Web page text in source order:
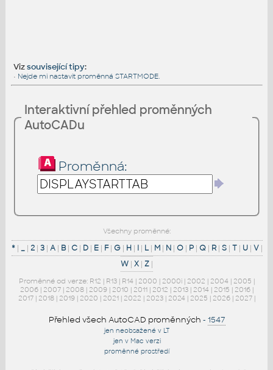
Vizsouvisející tipy:
• Nejde mi nastavit proměnná STARTMODE.
Interaktivní přehled proměnných
AutoCADu
Proměnná:
Všechny proměnné:
*| _| 2| 3| A| B| C| D| E| F| G| H | I| L| M| N| O| P| Q| R| S| T| U| V|
W | X | Z |
Proměnné od verze: R12 | R13 | R14 | 2000 | 2000i | 2002 | 2004 | 2005 |
2006 | 2007 | 2008 | 2009 | 2010 | 2011 | 2012 | 2013 | 2014 | 2015 | 2016 |
2017 | 2018 | 2019 | 2020 | 2021 | 2022 | 2023 | 2024 | 2025 | 2026 | 2027 |
Přehled všech AutoCAD proměnných - 1547
jen neobsažené v LT
jen v Mac verzi
proměnné prostředí